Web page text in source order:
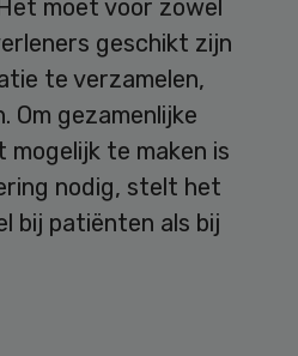
moet voor zowel
geschikt zijn
te verzamelen,
Om gezamenlijke
te maken is
nodig, stelt het
bij patiënten als bij